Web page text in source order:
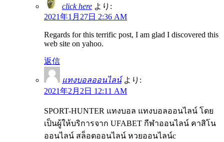
click here より:
2021年1月27日 2:36 AM
Regards for this terrific post, I am glad I discovered this
web site on yahoo.
返信
แทงบอลออนไลน์ より:
2021年2月2日 12:11 AM
SPORT-HUNTER แทงบอล แทงบอลออนไลน์ โดย
เป็นผู้ให้บริการจาก UFABET กีฬาออนไลน์ คาสิโน
ออนไลน์ สล็อตออนไลน์ หวยออนไลน์c